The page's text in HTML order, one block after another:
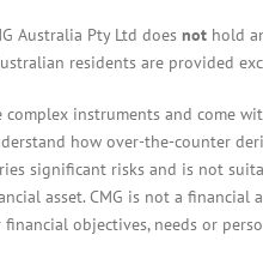
Australia Pty Ltd does not hold
residents are provided
complex instruments and come
how over-the-counter
significant risks and is not
asset. CMG is not a financial
objectives, needs or